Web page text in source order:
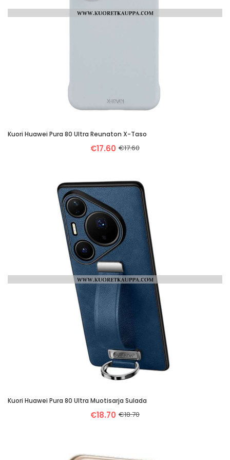
Kuori Huawei Pura 80 Ultra Reunaton X-Taso
€17.60 €17.60
Kuori Huawei Pura 80 Ultra Muotisarja Sulada
€18.70 €18.70